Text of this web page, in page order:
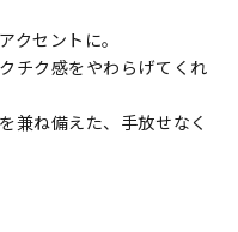
クセントに。
チク感をやわらげてくれ
兼ね備えた、手放せなく